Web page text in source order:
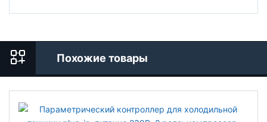
Похожие товары